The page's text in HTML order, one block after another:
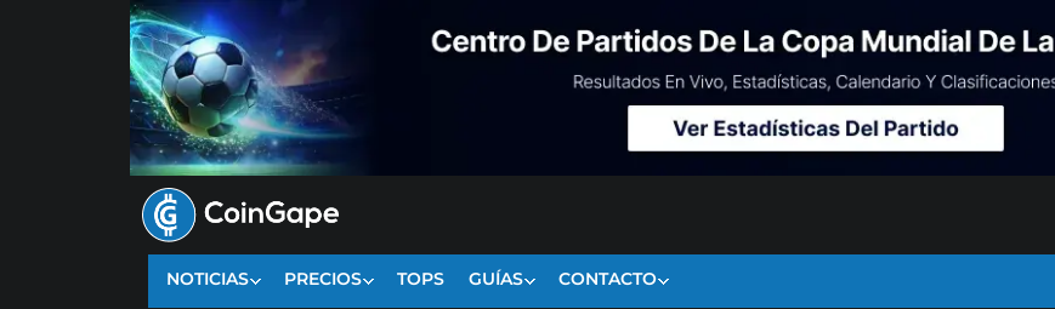
NOTICIAS PRECIOS TOPS GUÍAS CONTACTO